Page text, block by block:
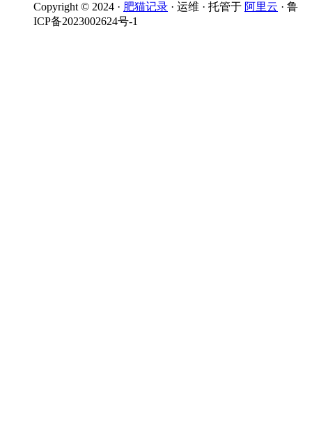
Copyright © 2024 · 肥猫记录 · 运维 · 托管于 阿里云 · 鲁
ICP备2023002624号-1